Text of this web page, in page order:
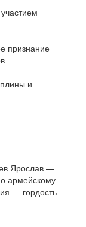
признание
и
Ярослав —
армейскому
— гордость